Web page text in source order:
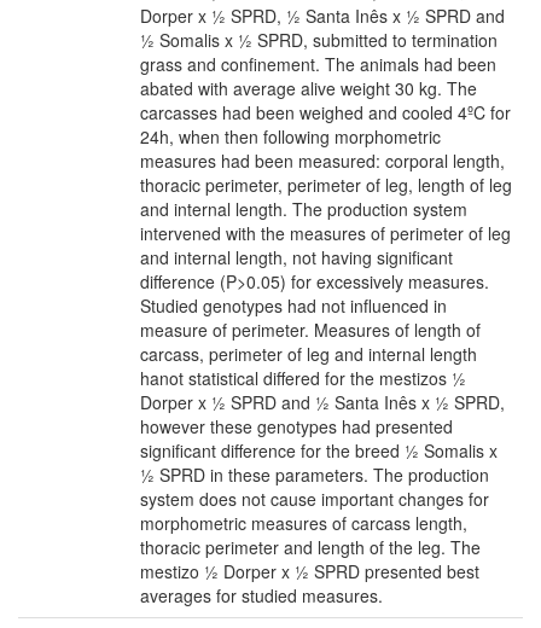
Dorper x ½ SPRD, ½ Santa Inês x ½ SPRD and
½ Somalis x ½ SPRD, submitted to termination
grass and confinement. The animals had been
abated with average alive weight 30 kg. The
carcasses had been weighed and cooled 4ºC for
24h, when then following morphometric
measures had been measured: corporal length,
thoracic perimeter, perimeter of leg, length of leg
and internal length. The production system
intervened with the measures of perimeter of leg
and internal length, not having significant
difference (P>0.05) for excessively measures.
Studied genotypes had not influenced in
measure of perimeter. Measures of length of
carcass, perimeter of leg and internal length
hanot statistical differed for the mestizos ½
Dorper x ½ SPRD and ½ Santa Inês x ½ SPRD,
however these genotypes had presented
significant difference for the breed ½ Somalis x
½ SPRD in these parameters. The production
system does not cause important changes for
morphometric measures of carcass length,
thoracic perimeter and length of the leg. The
mestizo ½ Dorper x ½ SPRD presented best
averages for studied measures.